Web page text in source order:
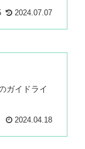
2024.07.07
ガイドライ
2024.04.18